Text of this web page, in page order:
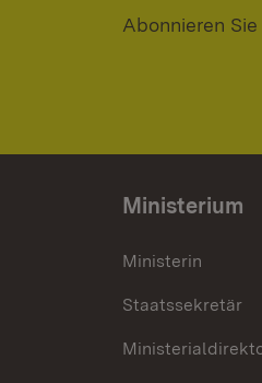
Abonnieren
Ministerium
Ministerin
Staatssekretär